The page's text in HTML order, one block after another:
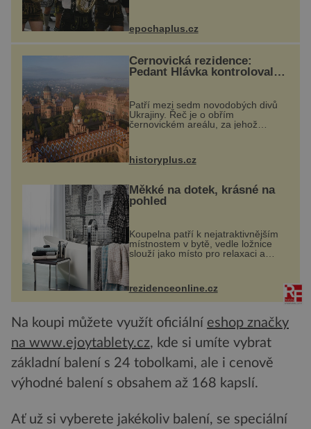
návštěvníků, kteří si vychutnávají
pivo, tradiční jídlo a bavorskou
kultur...
epochaplus.cz
Černovická rezidence:
Pedant Hlávka kontroloval
Patří mezi sedm novodobých divů
Ukrajiny. Řeč je o obřím
černovickém areálu, za jehož
vznikem stál slavný český architekt
Josef Hlávka. Ten si na něm dal
mimořádně záležet. Jeho stavební
plány by při ...
historyplus.cz
Měkké na dotek, krásné na
pohled
Koupelna patří k nejatraktivnějším
místnostem v bytě, vedle ložnice
slouží jako místo pro relaxaci a
odpočinek. Koupelnový textil –
ručníky, osušky a koberečky –
mohou jako mávnutím kouzelného
proutku...
rezidenceonline.cz
Na koupi můžete využít oficiální eshop značky
na www.ejoytablety.cz, kde si umíte vybrat
základní balení s 24 tobolkami, ale i cenově
výhodné balení s obsahem až 168 kapslí.
Ať už si vyberete jakékoliv balení, se speciální